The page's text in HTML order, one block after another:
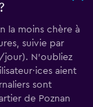
la moins chère à
suivie par
jour). N’oubliez
aient
sont
de Poznan